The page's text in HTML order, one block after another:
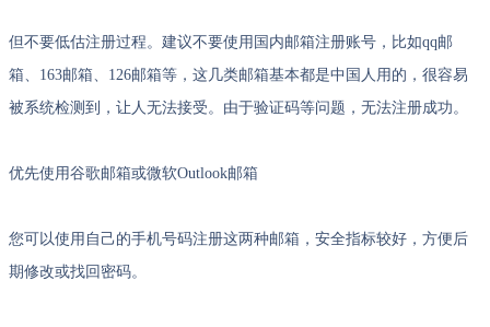
但不要低估注册过程。建议不要使用国内邮箱注册账号，比如qq邮
箱、163邮箱、126邮箱等，这几类邮箱基本都是中国人用的，很容易
被系统检测到，让人无法接受。由于验证码等问题，无法注册成功。
优先使用谷歌邮箱或微软Outlook邮箱
您可以使用自己的手机号码注册这两种邮箱，安全指标较好，方便后
期修改或找回密码。